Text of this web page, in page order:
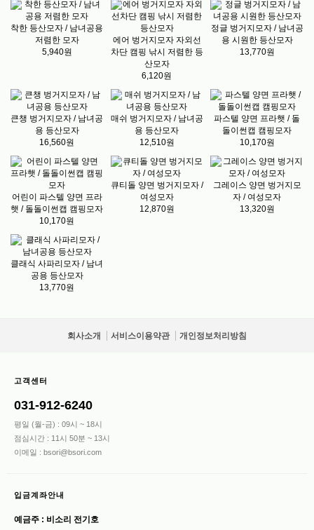
착한 등산모자 / 남녀공용
저렴한 모자
5,940원
에어 벙거지모자 자외선
차단 캠핑 낚시 저렴한 등
산모자
6,120원
정글 벙거지모자 / 남녀공
용 시원한 등산모자
13,770원
큰챙 벙거지모자 / 남녀공
용 등산모자
16,560원
매쉬 벙거지모자 / 남녀공
용 등산모자
12,510원
파스텔 양면 프라햇 / 돌
돌이썬캡 캠핑모자
10,170원
어린이 파스텔 양면 프라
햇 / 돌돌이썬캡 캠핑모자
10,170원
큐티돌 양면 벙거지모자 /
여성모자
12,870원
그레이스 양면 벙거지모
자 / 여성모자
13,320원
클래식 사파리모자 / 남녀
공용 등산모자
13,770원
회사소개 서비스이용약관 개인정보처리방침
고객센터
031-912-6240
평일 (월-금) : 09시 ~ 18시
점심시간 : 11시 50분 ~ 13시
이메일 : bsori@bsori.com
입금계좌안내
예금주 : 비소리 전기호